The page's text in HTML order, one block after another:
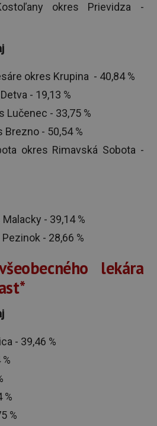
okres Prievidza -
okres Krupina - 40,84 %
- 19,13 %
Lučenec - 33,75 %
Brezno - 50,54 %
okres Rimavská Sobota -
- 39,14 %
- 28,66 %
lekára
- 39,46 %
%
%